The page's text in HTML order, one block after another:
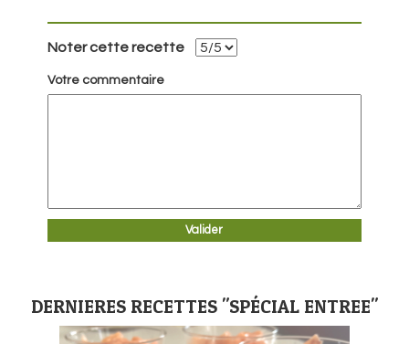
Noter cette recette
Votre commentaire
DERNIERES RECETTES "SPÉCIAL ENTREE"